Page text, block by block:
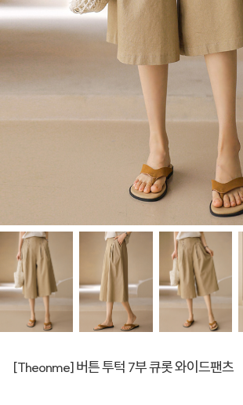
[Theonme] 버튼 투턱 7부 큐롯 와이드팬츠